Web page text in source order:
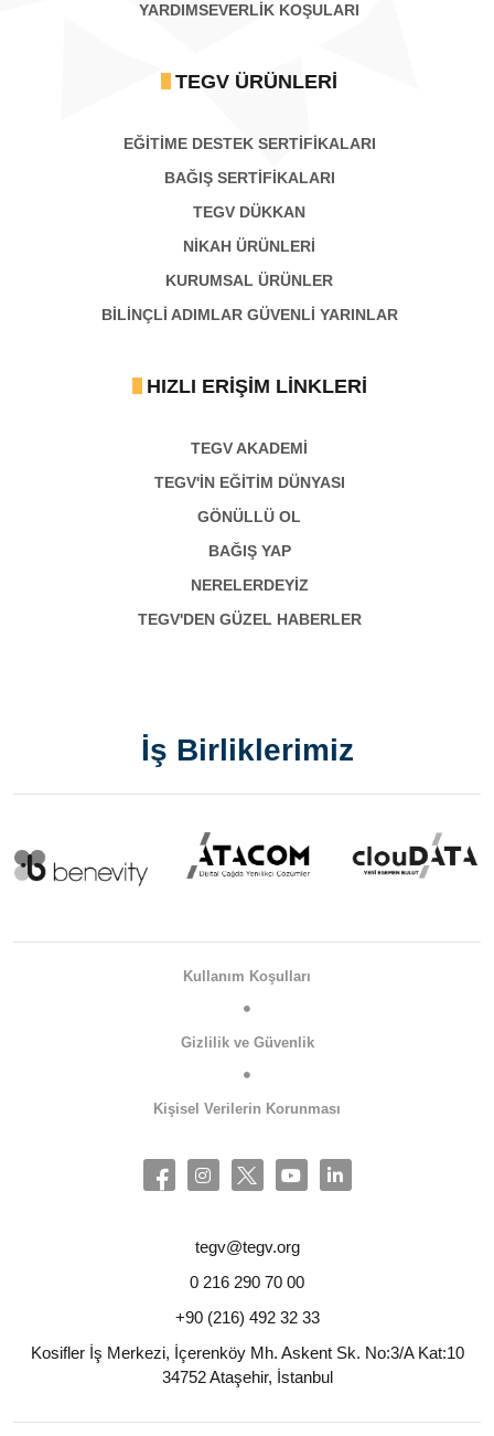
YARDIMSEVERLİK KOŞULARI
TEGV ÜRÜNLERI
EĞİTİME DESTEK SERTİFİKALARI
BAĞIŞ SERTIFIKALARI
TEGV DÜKKAN
NİKAH ÜRÜNLERİ
KURUMSAL ÜRÜNLER
BILINÇLI ADIMLAR GÜVENLI YARINLAR
HIZLI ERIŞIM LINKLERI
TEGV AKADEMI
TEGV'İN EĞİTİM DÜNYASI
GÖNÜLLÜ OL
BAĞIŞ YAP
NERELERDEYİZ
TEGV'DEN GÜZEL HABERLER
İş Birliklerimiz
Kullanım Koşulları
Gizlilik ve Güvenlik
Kişisel Verilerin Korunması
tegv@tegv.org
0 216 290 70 00
+90 (216) 492 32 33
Kosifler İş Merkezi, İçerenköy Mh. Askent Sk. No:3/A Kat:10
34752 Ataşehir, İstanbul